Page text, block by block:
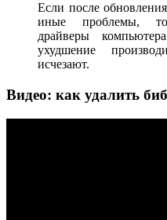
Если после
иные проблемы, то
драйверы
ухудшение
исчезают.
Видео: как удалить